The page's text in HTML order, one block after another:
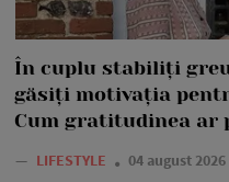
În cuplu stabiliți
găsiți motivația
Cum gratitudinea ar
— LIFESTYLE 04 august 2026